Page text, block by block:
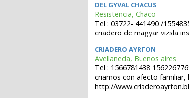
DEL GYVAL CHACUS
Resistencia, Chaco
Tel : 03722- 441490 /
criadero de magyar vizsla
CRIADERO AYRTON
Avellaneda, Buenos aires
Tel : 1566781438
criamos con afecto familiar,
http://